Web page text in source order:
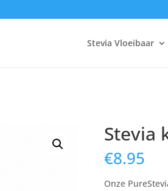
Stevia Vloeibaar
Stevia
€8.95
Onze